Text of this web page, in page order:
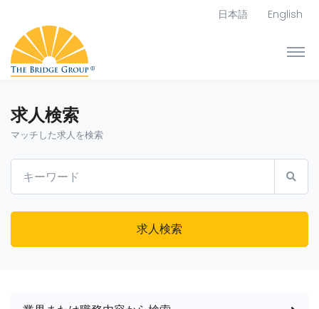
日本語 English
求人検索
マッチした求人を検索
求人検索